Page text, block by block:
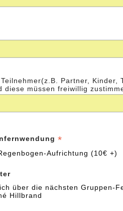
Partner, Kinder,
diese müssen freiwillig
*
Aufrichtung (10€ +)
über die nächsten Gruppen-
Hillbrand